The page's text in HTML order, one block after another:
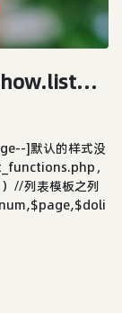
帝国CMS列表的分页导航标签show.listpage样式优化
]默认的样式没
，
//列表模板之列